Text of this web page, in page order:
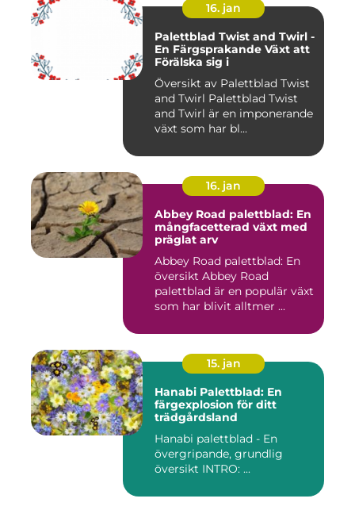
16. jan
Palettblad Twist and Twirl -
En Färgsprakande Växt att
Förälska sig i
Översikt av Palettblad Twist
and Twirl Palettblad Twist
and Twirl är en imponerande
växt som har bl...
16. jan
Abbey Road palettblad: En
mångfacetterad växt med
präglat arv
Abbey Road palettblad: En
översikt Abbey Road
palettblad är en populär växt
som har blivit alltmer ...
15. jan
Hanabi Palettblad: En
färgexplosion för ditt
trädgårdsland
Hanabi palettblad - En
övergripande, grundlig
översikt INTRO: ...